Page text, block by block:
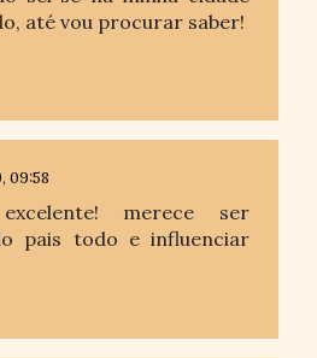
até vou procurar saber!
09:58
merece ser
pais todo e influenciar